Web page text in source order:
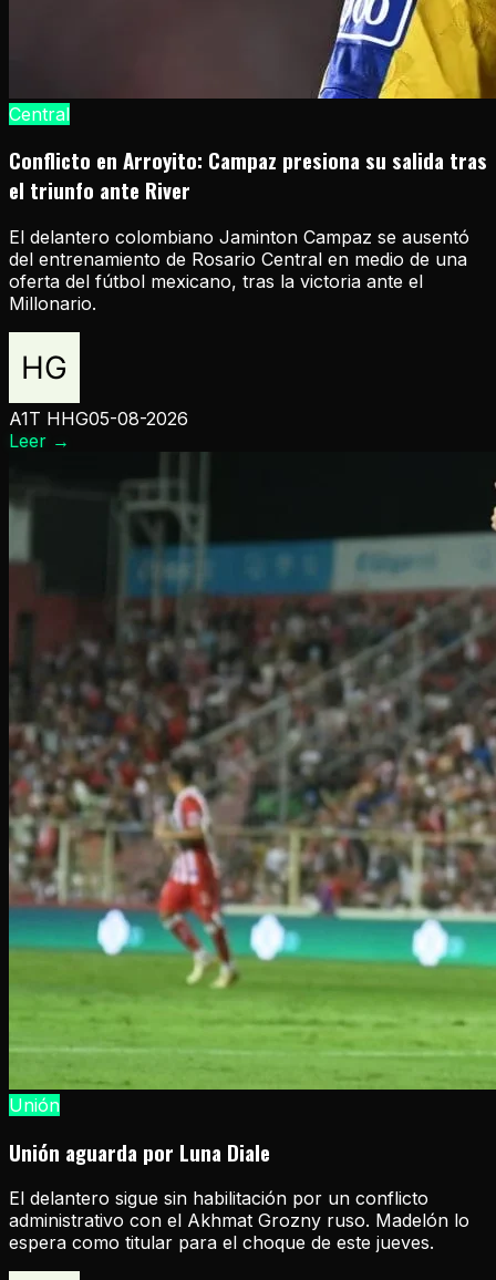
Central
Conflicto en Arroyito: Campaz presiona su salida tras
el triunfo ante River
El delantero colombiano Jaminton Campaz se ausentó
del entrenamiento de Rosario Central en medio de una
oferta del fútbol mexicano, tras la victoria ante el
Millonario.
A1T HHG05-08-2026
Leer →
Unión
Unión aguarda por Luna Diale
El delantero sigue sin habilitación por un conflicto
administrativo con el Akhmat Grozny ruso. Madelón lo
espera como titular para el choque de este jueves.